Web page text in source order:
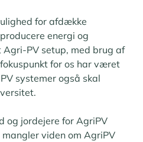
for afdække
energi og
PV setup, med brug af
for os har været
systemer også skal
og jordejere for AgriPV
viden om AgriPV